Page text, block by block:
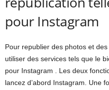
pour Instagram
Pour republier des photos et
utiliser des services tels que le
pour Instagram . Les deux
lancez d’abord Instagram. Une